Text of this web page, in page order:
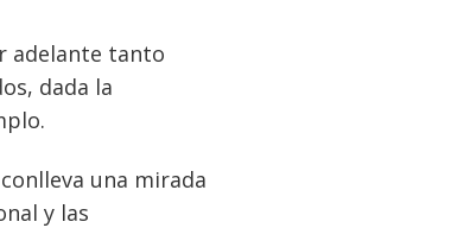
adelante tanto
dada la
una mirada
y las